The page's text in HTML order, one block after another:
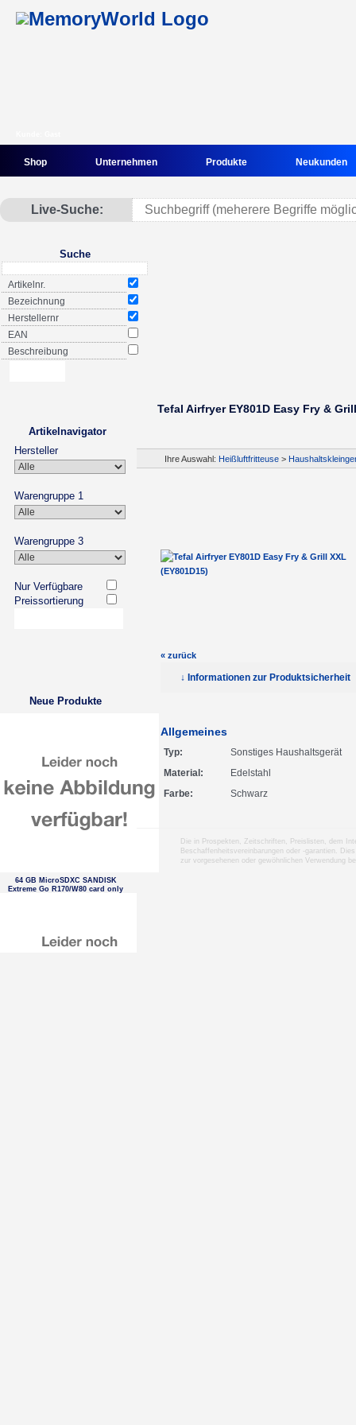
Shop Unternehmen Produkte Neukunden
Live-Suche:
Suche
Artikelnr.
Bezeichnung
Herstellernr
EAN
Beschreibung
Artikelnavigator
Hersteller
Warengruppe 1
Warengruppe 3
Nur Verfügbare
Preissortierung
Neue Produkte
64 GB MicroSDXC SANDISK
Extreme Go R170/W80 card only
Tefal Airfryer EY801D Easy Fry &
Ihre Auswahl: Heißluftfritteuse >
« zurück
↓ Informationen zur Produktsicherheit
Allgemeines
Typ
Sonstiges Haushaltsgerät
Material
Edelstahl
Farbe
Schwarz
Die in Prospekten, Zeitschriften, Preislisten, dem
Beschaffenheitsvereinbarungen oder -garantien.
zur vorgesehenen oder gewöhnlichen Verwendung